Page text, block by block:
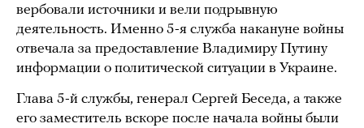
вербовали источники и вели подрывную
деятельность. Именно 5-я служба накануне войны
отвечала за предоставление Владимиру Путину
информации о политической ситуации в Украине.
Глава 5-й службы, генерал Сергей Беседа, а также
его заместитель вскоре после начала войны были